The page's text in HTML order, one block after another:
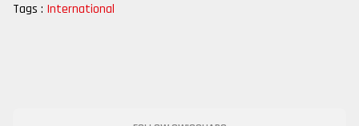
Tags : International